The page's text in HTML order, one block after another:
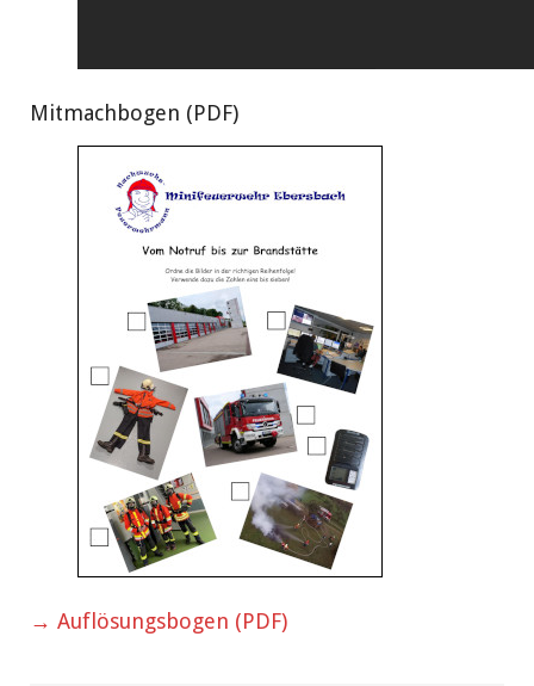
Mitmachbogen (PDF)
→ Auflösungsbogen (PDF)